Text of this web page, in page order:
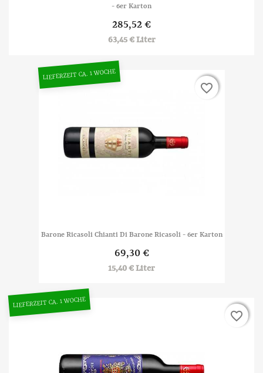
- 6er Karton
285,52 €
63,45 € Liter
Barone Ricasoli Chianti Di Barone Ricasoli - 6er Karton
69,30 €
15,40 € Liter
LIEFERZEIT CA. 1 WOCHE
favorite_border
favorite_border
LIEFERZEIT CA. 1 WOCHE
favorite_border
favorite_border